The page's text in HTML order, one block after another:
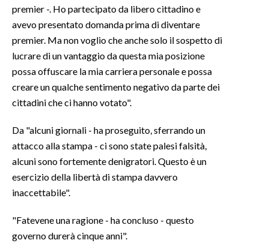
EVENTI
#CARAUNIONE
3 MINUTI CON
INSULARITÀ
INFO AZIENDE
ABBONATI
ANNUNCI
SPIAGGE
STORE
premier -. Ho partecipato da libero cittadino e
avevo presentato domanda prima di diventare
premier. Ma non voglio che anche solo il sospetto di
lucrare di un vantaggio da questa mia posizione
possa offuscare la mia carriera personale e possa
creare un qualche sentimento negativo da parte dei
cittadini che ci hanno votato".
Da "alcuni giornali - ha proseguito, sferrando un
attacco alla stampa - ci sono state palesi falsità,
alcuni sono fortemente denigratori. Questo è un
esercizio della libertà di stampa davvero
inaccettabile".
"Fatevene una ragione - ha concluso - questo
governo durerà cinque anni".